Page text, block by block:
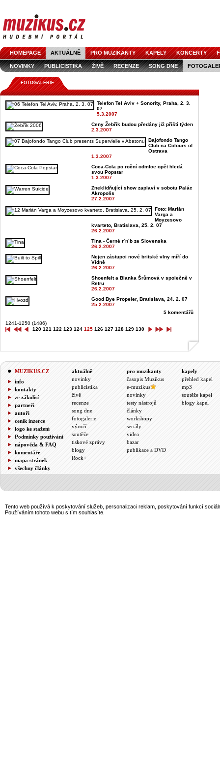
HOMEPAGE AKTUÁLNĚ PRO MUZIKANTY KAPELY KONCERTY
NOVINKY PUBLICISTIKA ŽIVĚ RECENZE SONG DNE
FOTOGALERIE
Telefon Tel Aviv + Sonority, Praha, 2. 3.
07
5.3.2007
Ceny Žebřík budou předány již příští týden
2.3.2007
Bajofondo Tango
Club na Colours of
Ostrava
1.3.2007
Coca-Cola po roční odmlce opět hledá
svou Popstar
1.3.2007
Zneklidňující show zaplaví v sobotu Palác
Akropolis
27.2.2007
Foto: Marián
Varga a
Moyzesovo
kvarteto, Bratislava, 25. 2. 07
26.2.2007
Tina - Černé r´n´b ze Slovenska
26.2.2007
Nejen zástupci nové britské vlny míří do
Vídně
26.2.2007
Shoenfelt a Blanka Šrůmová v společně v
Retru
26.2.2007
Good Bye Propeler, Bratislava, 24. 2. 07
25.2.2007
5 komentářů
1241-1250 (1486)
120 121 122 123 124 125 126 127 128 129 130
MUZIKUS.CZ
info
kontakty
ze zákulisí
partneři
autoři
ceník inzerce
logo ke stažení
Podmínky používání
nápověda & FAQ
komentáře
mapa stránek
všechny články
aktuálně
novinky
publicistika
živě
recenze
song dne
fotogalerie
výročí
soutěže
tiskové zprávy
blogy
Rock+
pro muzikanty
časopis Muzikus
e-muzikus
novinky
testy nástrojů
články
workshopy
seriály
videa
bazar
publikace a DVD
kapely
přehled kapel
mp3
soutěže kapel
blogy kapel
Tento web používá k poskytování služeb, personalizaci reklam, poskytování funkcí
Používáním tohoto webu s tím souhlasíte.